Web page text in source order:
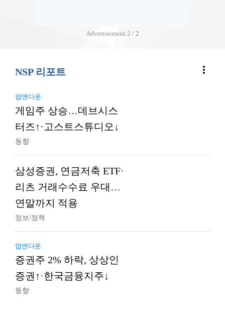
Advertisement 2 / 2
NSP 리포트 more_vert
업앤다운
게임주 상승…데브시스
터즈↑·고스트스튜디오↓
동향
삼성증권, 연금저축 ETF·
리츠 거래수수료 우대…
연말까지 적용
정보/정책
업앤다운
증권주 2% 하락, 상상인
증권↑·한국금융지주↓
동향